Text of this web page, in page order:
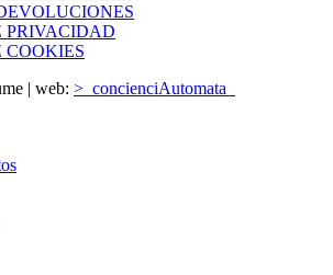
PRIVACIDAD
COOKIES
| web: >_concienciAutomata_